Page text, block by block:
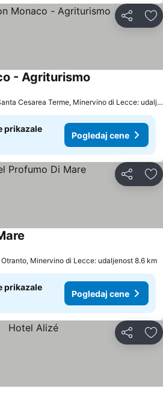
Deli
- Agriturismo
Cesarea Terme, Minervino di Lecce:
prikazale
Pogledaj cene
Deli
Otranto, Minervino di Lecce: udaljenost 8.6 km
prikazale
Pogledaj cene
Deli